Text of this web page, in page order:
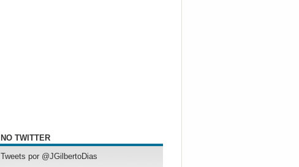
NO TWITTER
Tweets por @JGilbertoDias